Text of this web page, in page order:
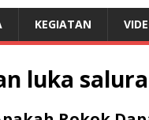
KEGIATAN
luka